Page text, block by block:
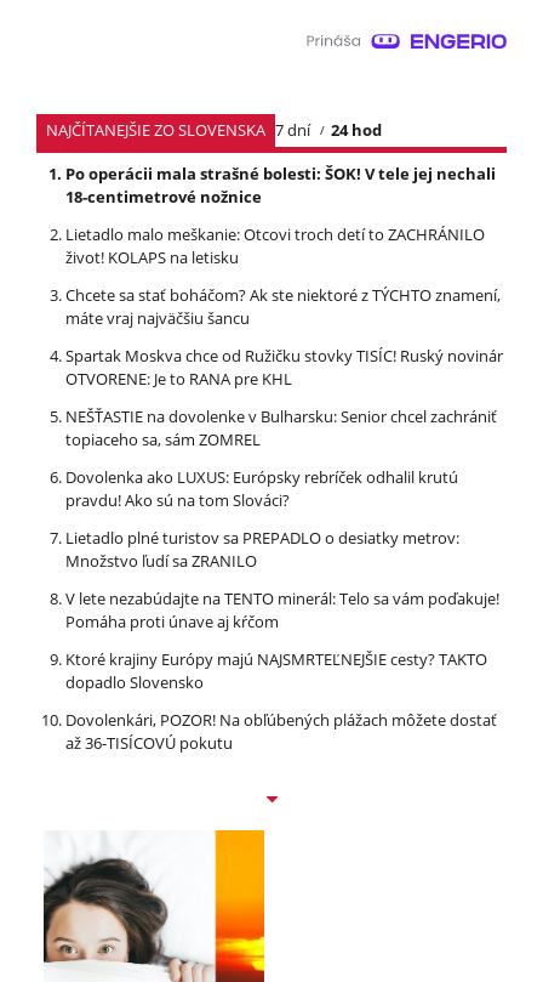
NAJČÍTANEJŠIE ZO SLOVENSKA 7 dní
24 hod
Po operácii mala strašné bolesti: ŠOK! V tele jej nechali
18-centimetrové nožnice
Lietadlo malo meškanie: Otcovi troch detí to ZACHRÁNILO
život! KOLAPS na letisku
Chcete sa stať boháčom? Ak ste niektoré z TÝCHTO znamení,
máte vraj najväčšiu šancu
Spartak Moskva chce od Ružičku stovky TISÍC! Ruský novinár
OTVORENE: Je to RANA pre KHL
NEŠŤASTIE na dovolenke v Bulharsku: Senior chcel zachrániť
topiaceho sa, sám ZOMREL
Dovolenka ako LUXUS: Európsky rebríček odhalil krutú
pravdu! Ako sú na tom Slováci?
Lietadlo plné turistov sa PREPADLO o desiatky metrov:
Množstvo ľudí sa ZRANILO
V lete nezabúdajte na TENTO minerál: Telo sa vám poďakuje!
Pomáha proti únave aj kŕčom
Ktoré krajiny Európy majú NAJSMRTEĽNEJŠIE cesty? TAKTO
dopadlo Slovensko
Dovolenkári, POZOR! Na obľúbených plážach môžete dostať
až 36-TISÍCOVÚ pokutu